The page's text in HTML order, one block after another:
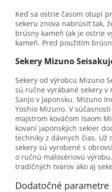
Keď sa ostrie časom otupí
sekeru znova nabrúsiť tak,
brúsny kameň (ak je ostrie
kameň. Pred použitím
Sekery Mizuno
Sekery od výrobcu Mizuno
sú ručne vyrábané sekery v
Sanjo v Japonsku. Mizuno
Yoshio Mizuno. V
majstrom kováčom Isaom
kovaní japonských sekier
techniky z dávnych čias.
sekery sú vyrobené s
o ručnú malosériovú
tradičných tvarov ako aj
Dodatočné parametre